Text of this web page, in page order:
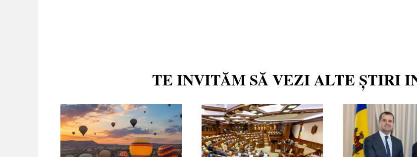
TE INVITĂM SĂ VEZI ALTE ȘTIRI